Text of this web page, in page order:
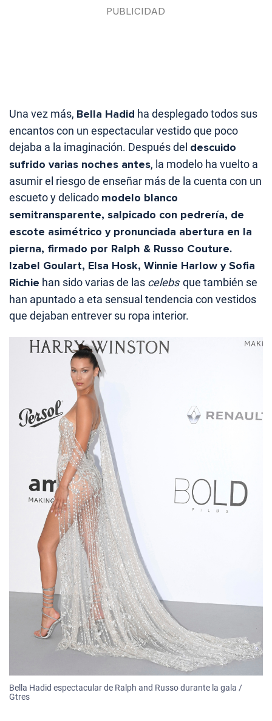
Una vez más, Bella Hadid ha desplegado todos sus
encantos con un espectacular vestido que poco
dejaba a la imaginación. Después del descuido
sufrido varias noches antes, la modelo ha vuelto a
asumir el riesgo de enseñar más de la cuenta con un
escueto y delicado modelo blanco
semitransparente, salpicado con pedrería, de
escote asimétrico y pronunciada abertura en la
pierna, firmado por Ralph & Russo Couture.
Izabel Goulart, Elsa Hosk, Winnie Harlow y Sofia
Richie han sido varias de las celebs que también se
han apuntado a eta sensual tendencia con vestidos
que dejaban entrever su ropa interior.
Bella Hadid espectacular de Ralph and Russo durante la gala /
Gtres